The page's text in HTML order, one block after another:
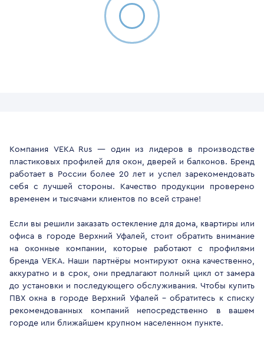
Компания VEKA Rus — один из лидеров в производстве
пластиковых профилей для окон, дверей и балконов. Бренд
работает в России более 20 лет и успел зарекомендовать
себя с лучшей стороны. Качество продукции проверено
временем и тысячами клиентов по всей стране!
Если вы решили заказать остекление для дома, квартиры или
офиса в городе Верхний Уфалей, стоит обратить внимание
на оконные компании, которые работают с профилями
бренда VEKA. Наши партнёры монтируют окна качественно,
аккуратно и в срок, они предлагают полный цикл от замера
до установки и последующего обслуживания. Чтобы купить
ПВХ окна в городе Верхний Уфалей - обратитесь к списку
рекомендованных компаний непосредственно в вашем
городе или ближайшем крупном населенном пункте.